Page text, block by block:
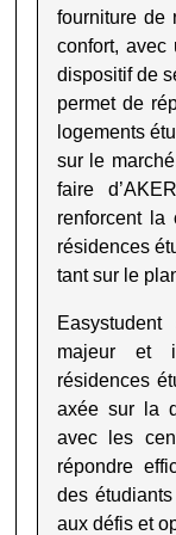
fourniture de
confort, avec
dispositif de
permet de
logements
sur le
faire
renforcent la
résidences
tant sur le
majeur et
résidences
axée sur la
avec les
répondre
des étudiants
aux défis et